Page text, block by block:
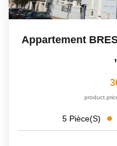
Appartement
,
5 Pièce(s)